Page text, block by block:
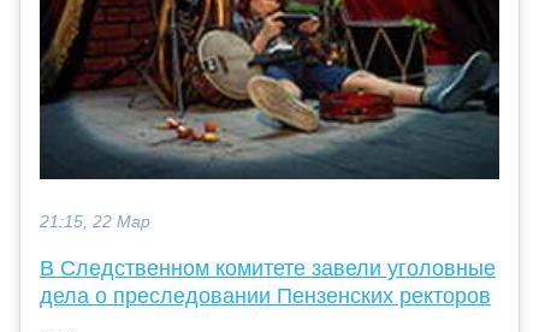
21:15, 22 Мар
В Следственном комитете завели уголовные
дела о преследовании Пензенских ректоров